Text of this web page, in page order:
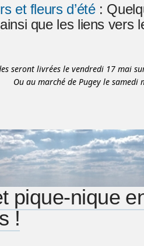
et fleurs d’été:
que les liens vers
seront livrées le vendredi 17 mai
Ou au marché de Pugey le
pique-nique
!